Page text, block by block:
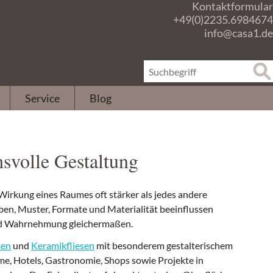
Kontaktformular
+49(0)2235.6984674
info@casa1.de
Service Blog
Gestaltung
eines Raumes oft stärker als jedes andere
Muster, Formate und Materialität beeinflussen
gleichermaßen.
und Keramikfliesen mit besonderem gestalterischem
Hotels, Gastronomie, Shops sowie Projekte in